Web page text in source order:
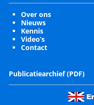
Over ons
Nieuws
Kennis
Video’s
Contact
Publicatiearchief (PDF)